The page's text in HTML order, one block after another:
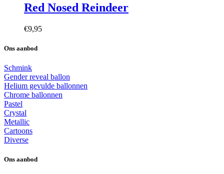
Red Nosed Reindeer
€9,95
Ons aanbod
Schmink
Gender reveal ballon
Helium gevulde ballonnen
Chrome ballonnen
Pastel
Crystal
Metallic
Cartoons
Diverse
Ons aanbod